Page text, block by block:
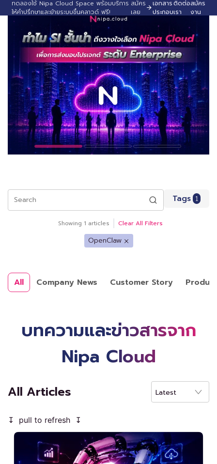
ทดลองใช้ Nipa Cloud Space พร้อมบริการ
ให้คำปรึกษาและย้ายระบบขึ้นคลาวด์ ฟรี!
สมัคร
เลย
เอกสาร
ประกอบ
ติดต่อ
เรา
สมัคร
งาน
Search Tags 1
Showing 1 articles Clear All Filters
OpenClaw
All Company News Customer Story
บทความและข่าวสารจาก
Nipa Cloud
All Articles Latest
↧ pull to refresh ↧